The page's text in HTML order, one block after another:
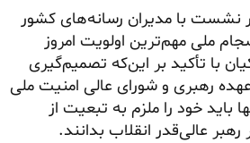
نشست با مدیران رسانه‌های کشور
ملی مهم‌ترین اولویت امروز
با تأکید بر این‌که تصمیم‌گیری
رهبری و شورای عالی امنیت ملی
باید خود را ملزم به تبعیت از
عالی‌قدر انقلاب بدانند.